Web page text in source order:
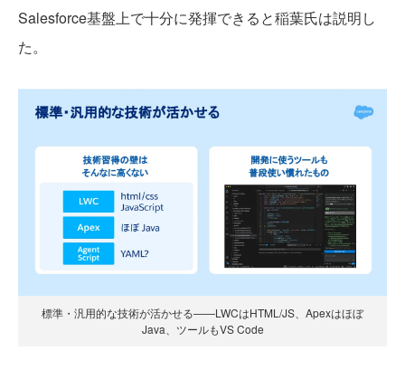
Salesforce基盤上で十分に発揮できると稲葉氏は説明し
た。
標準・汎用的な技術が活かせる——LWCはHTML/JS、Apexはほぼ
Java、ツールもVS Code